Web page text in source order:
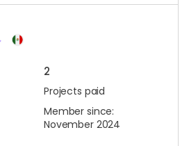
2
Projects paid
Member since:
November 2024